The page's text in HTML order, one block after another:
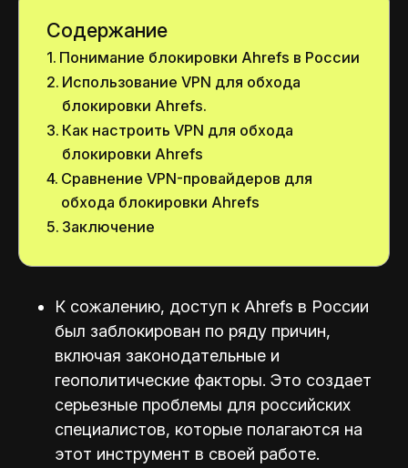
Содержание
Понимание блокировки Ahrefs в России
Использование VPN для обхода
блокировки Ahrefs.
Как настроить VPN для обхода
блокировки Ahrefs
Сравнение VPN-провайдеров для
обхода блокировки Ahrefs
Заключение
К сожалению, доступ к Ahrefs в России
был заблокирован по ряду причин,
включая законодательные и
геополитические факторы. Это создает
серьезные проблемы для российских
специалистов, которые полагаются на
этот инструмент в своей работе.